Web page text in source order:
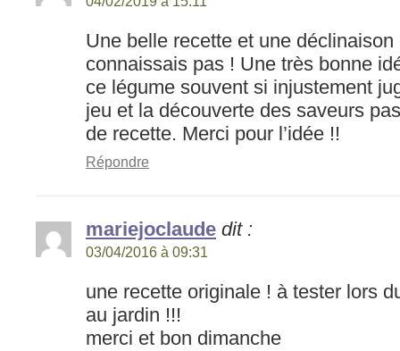
Une belle recette et une déclinaison
connaissais pas ! Une très bonne
ce légume souvent si injustement
jeu et la découverte des saveurs
de recette. Merci pour l’idée !!
Répondre
mariejoclaude dit :
03/04/2016 à 09:31
une recette originale ! à tester lors
au jardin !!!
merci et bon dimanche